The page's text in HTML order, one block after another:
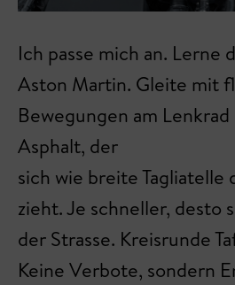
Ich passe mich an. Lerne
Aston Martin. Gleite mit
Bewegungen am
Asphalt, der
sich wie breite Tagliatelle
zieht. Je schneller, desto
der Strasse. Kreisrunde
Keine Verbote, sondern